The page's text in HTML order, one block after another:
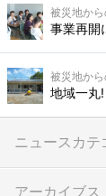
被災地から
事業再開
被災地から
地域一丸
ニュースカテ
アーカイブス